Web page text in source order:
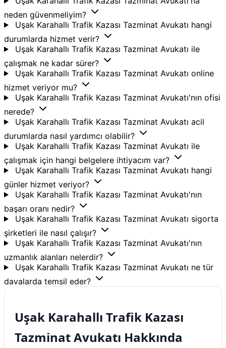
neden güvenmeliyim?
Uşak Karahallı Trafik Kazası Tazminat Avukatı hangi
durumlarda hizmet verir?
Uşak Karahallı Trafik Kazası Tazminat Avukatı ile
çalışmak ne kadar sürer?
Uşak Karahallı Trafik Kazası Tazminat Avukatı online
hizmet veriyor mu?
Uşak Karahallı Trafik Kazası Tazminat Avukatı'nın ofisi
nerede?
Uşak Karahallı Trafik Kazası Tazminat Avukatı acil
durumlarda nasıl yardımcı olabilir?
Uşak Karahallı Trafik Kazası Tazminat Avukatı ile
çalışmak için hangi belgelere ihtiyacım var?
Uşak Karahallı Trafik Kazası Tazminat Avukatı hangi
günler hizmet veriyor?
Uşak Karahallı Trafik Kazası Tazminat Avukatı'nın
başarı oranı nedir?
Uşak Karahallı Trafik Kazası Tazminat Avukatı sigorta
şirketleri ile nasıl çalışır?
Uşak Karahallı Trafik Kazası Tazminat Avukatı'nın
uzmanlık alanları nelerdir?
Uşak Karahallı Trafik Kazası Tazminat Avukatı ne tür
davalarda temsil eder?
Uşak Karahallı Trafik Kazası
Tazminat Avukatı Hakkında